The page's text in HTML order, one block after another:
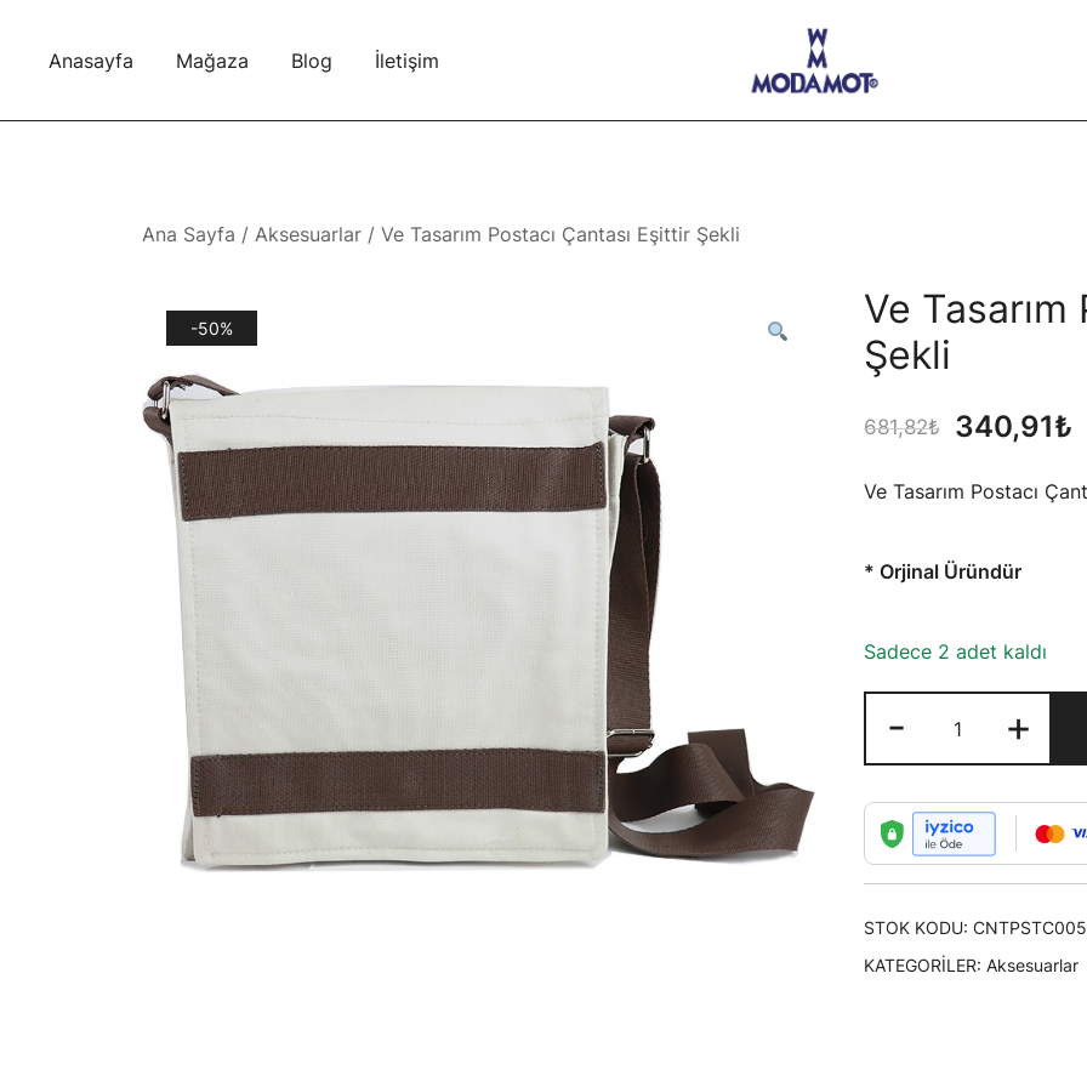
Anasayfa Mağaza Blog İletişim
Modamot E-Ticaret
Ana Sayfa / Aksesuarlar / Ve Tasarım Postacı Çantası Eşittir Şekli
-50%
Ve
Şekli
681,82₺
Orijinal
340,91₺
Ve Tasarım Postacı
* Orjinal Üründür
Sadece 2 adet kaldı
-
Tasarım
Postacı
Çantası
Eşittir
Şekli
+
STOK KODU: CNTPSTC005
KATEGORILER: Aksesuarlar